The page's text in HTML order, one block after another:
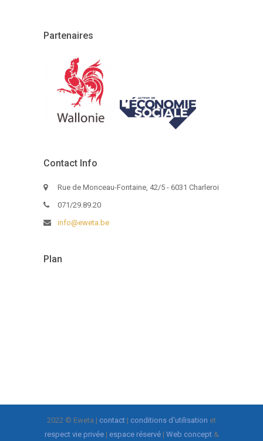
Partenaires
Contact Info
Rue de Monceau-Fontaine, 42/5 - 6031 Charleroi
071/29.89.20
info@eweta.be
Plan
2022 © Eweta | contact | conditions d'utilisation et
respect vie privée| espace réservé| Web concept&